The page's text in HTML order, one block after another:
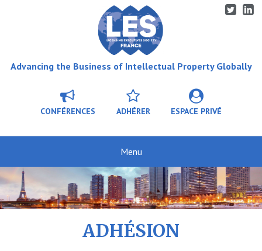
Advancing the Business of Intellectual Property Globally
CONFÉRENCES ADHÉRER ESPACE PRIVÉ
ADHÉSION